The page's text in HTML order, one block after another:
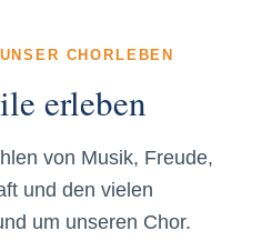
CHORLEBEN
erleben
von Musik, Freude,
und den vielen
um unseren Chor.